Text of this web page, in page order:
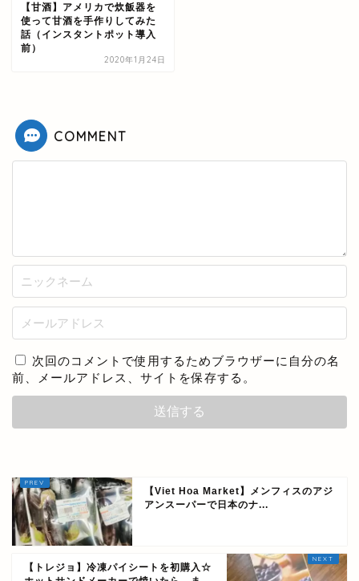
【甘酒】アメリカで炊飯器を
使って甘酒を手作りしてみた
話（インスタントポット導入
前）
2020年1月24日
COMMENT
次回のコメントで使用するためブラウザーに自分の名
前、メールアドレス、サイトを保存する。
【Viet Hoa Market】メンフィスのアジ
アンスーパーで日本のナ...
【トレジョ】冷凍パイシートを初購入☆